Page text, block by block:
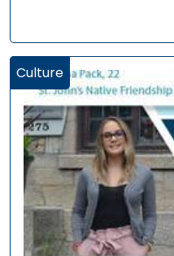
Culture